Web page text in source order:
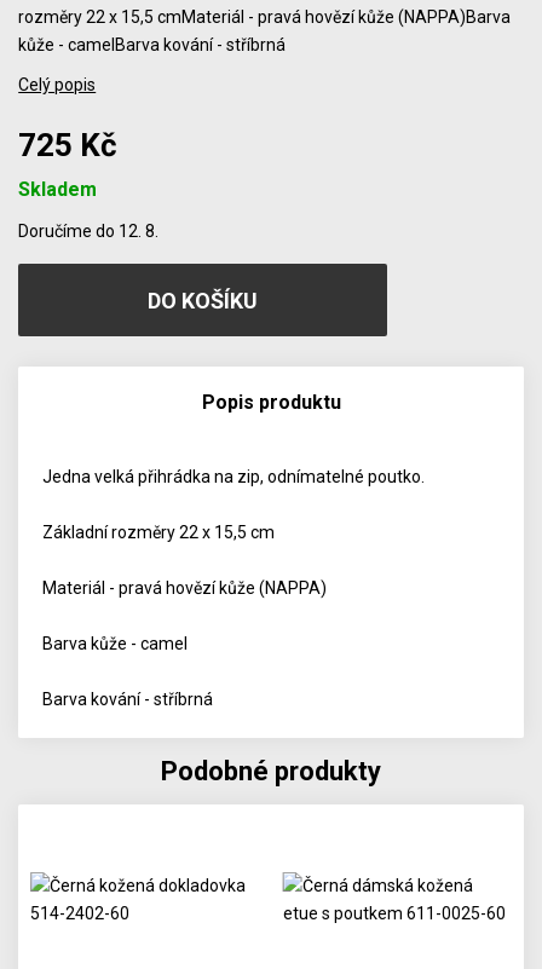
rozměry 22 x 15,5 cmMateriál - pravá hovězí kůže (NAPPA)Barva
kůže - camelBarva kování - stříbrná
Celý popis
725 Kč
Skladem
Doručíme do 12. 8.
Popis produktu
Jedna velká přihrádka na zip, odnímatelné poutko.
Základní rozměry 22 x 15,5 cm
Materiál - pravá hovězí kůže (NAPPA)
Barva kůže - camel
Barva kování - stříbrná
Podobné produkty